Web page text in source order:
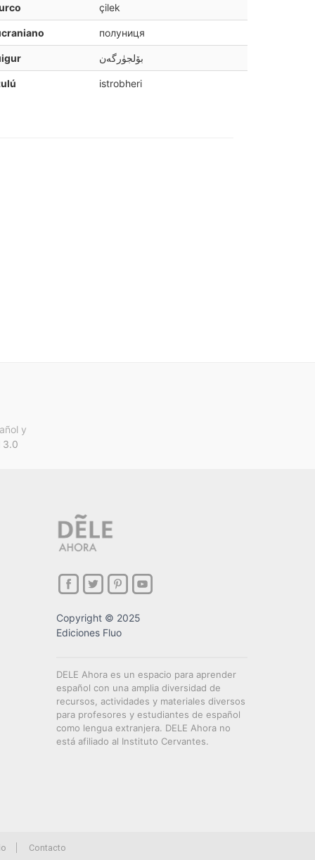
çilek
полуниця
بۆلجۈرگەن
istrobheri
y
3.0
Copyright © 2025
Ediciones Fluo
DELE Ahora es un espacio para aprender
español con una amplia diversidad de
recursos, actividades y materiales diversos
para profesores y estudiantes de español
como lengua extranjera. DELE Ahora no
está afiliado al Instituto Cervantes.
Contacto